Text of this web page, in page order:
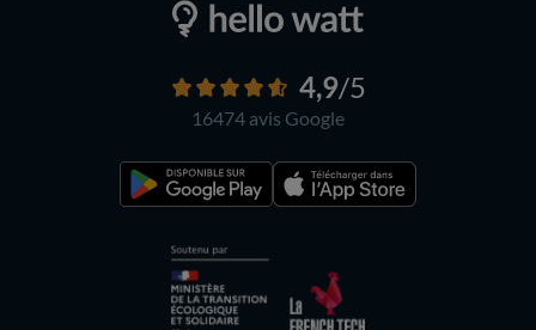
4,9/5
16474 avis Google